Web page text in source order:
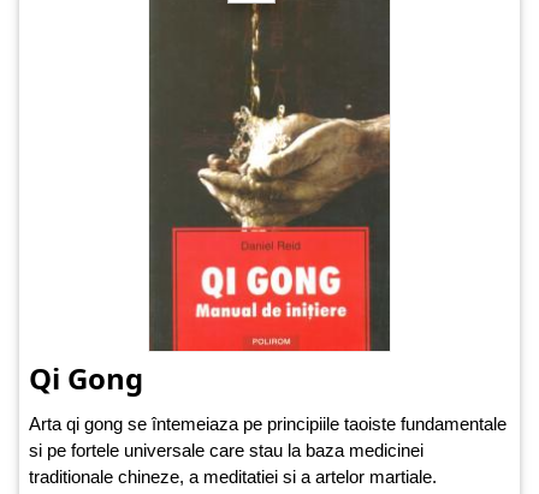
Qi Gong
Arta qi gong se întemeiaza pe principiile taoiste fundamentale
si pe fortele universale care stau la baza medicinei
traditionale chineze, a meditatiei si a artelor martiale.